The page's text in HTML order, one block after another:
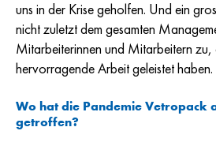
uns in der Krise geholfen. Und ein
nicht zuletzt dem gesamten
Mitarbeiterinnen und Mitarbeitern
hervorragende Arbeit geleistet haben.
Wo hat die Pandemie Vetropack
getroffen?